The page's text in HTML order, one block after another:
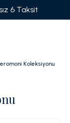
6 Taksit
Koleksiyonu